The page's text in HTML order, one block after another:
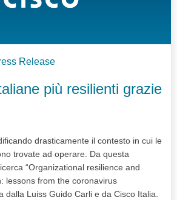
Release
più resilienti grazie
drasticamente il contesto in cui le
trovate ad operare. Da questa
“Organizational resilience and
lessons from the coronavirus
dalla Luiss Guido Carli e da Cisco Italia.